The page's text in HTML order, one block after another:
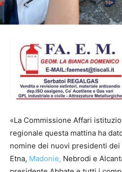
«La Commissione Affari
regionale questa mattina ha
nomine dei nuovi presidenti
Etna, Madonie, Nebrodi e